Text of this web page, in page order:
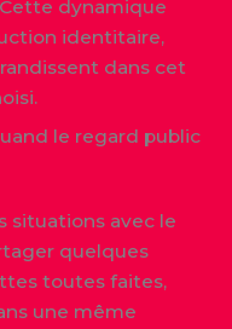
dynamique
identitaire,
dans cet
le regard public
situations avec le
quelques
toutes faites,
une même